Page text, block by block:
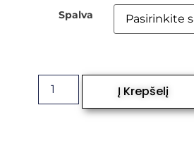
Spalva
Į Krepšelį